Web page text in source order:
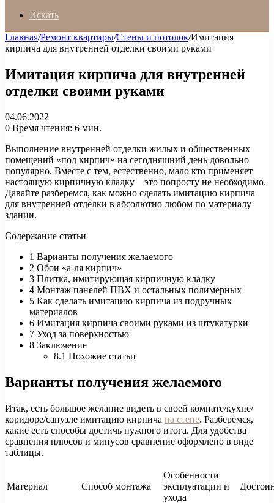
Искать
Главная/Ремонт квартиры/Стены и потолок/Имитация
кирпича для внутренней отделки своими руками
Имитация кирпича для внутренней
отделки своими руками
04.06.2022
0 Время чтения: 6 мин.
Выполнение внутренней отделки жилых и общественных
помещений «под кирпич» на сегодняшний день довольно
популярно. Вместе с тем, естественно, мало кто применяет
настоящую кирпичную кладку – это попросту не необходимо.
Давайте разберемся, как можно сделать имитацию кирпича
для внутренней отделки в абсолютно любом по материалу
здании.
Содержание статьи
1 Варианты получения желаемого
2 Обои «а-ля кирпич»
3 Плитка, имитирующая кирпичную кладку
4 Монтаж панелей ПВХ и остальных полимерных
5 Как сделать имитацию кирпича из подручных
материалов
6 Имитация кирпича своими руками из штукатурки
7 Уход за поверхностью
8 Заключение
8.1 Похожие статьи
Варианты получения желаемого
Итак, есть большое желание видеть в своей комнате/кухне/
коридоре/санузле имитацию кирпича на стене. Разберемся,
какие есть способы достичь нужного итога. Для удобства
сравнения плюсов и минусов сравнение оформлено в виде
таблицы.
Материал Способ монтажа
Особенности
эксплуатации и
ухода